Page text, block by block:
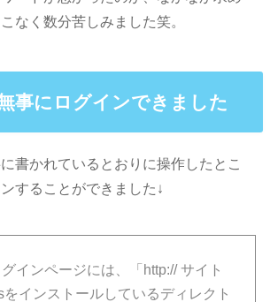
なく数分苦しみました笑。
事にログインできました
書かれているとおりに操作したとこ
することができました↓
インページには、「http:// サイト
インストールしているディレクト